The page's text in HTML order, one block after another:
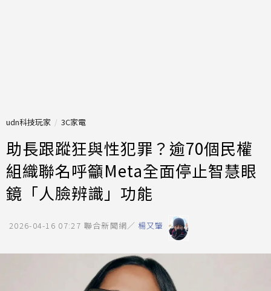
udn科技玩家 3C家電
助長跟蹤狂與性犯罪？逾70個民權
組織聯名呼籲Meta全面停止智慧眼
鏡「人臉辨識」功能
2026-04-16 07:27 聯合新聞網／ 楊又肇